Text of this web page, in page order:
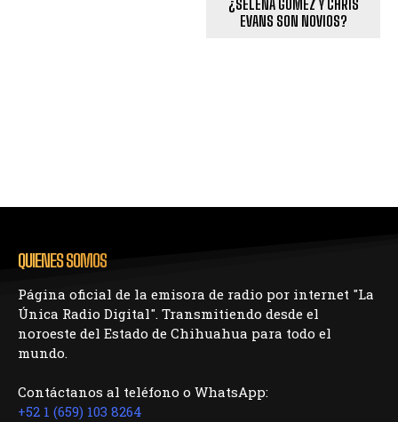
¿SELENA GOMEZ Y CHRIS
EVANS SON NOVIOS?
QUIENES SOMOS
Página oficial de la emisora de radio por internet "La
Única Radio Digital". Transmitiendo desde el
noroeste del Estado de Chihuahua para todo el
mundo.
Contáctanos al teléfono o WhatsApp:
+52 1 (659) 103 8264